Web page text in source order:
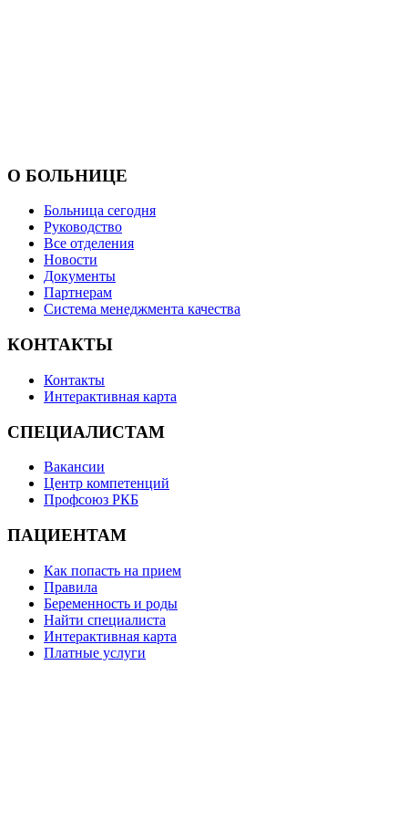
О БОЛЬНИЦЕ
Больница сегодня
Руководство
Все отделения
Новости
Документы
Партнерам
Система менеджмента качества
КОНТАКТЫ
Контакты
Интерактивная карта
СПЕЦИАЛИСТАМ
Вакансии
Центр компетенций
Профсоюз РКБ
ПАЦИЕНТАМ
Как попасть на прием
Правила
Беременность и роды
Найти специалиста
Интерактивная карта
Платные услуги